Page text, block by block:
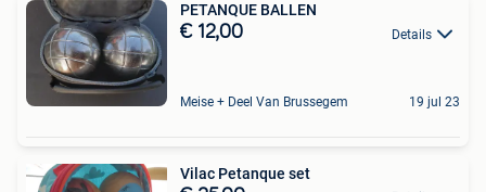
PETANQUE BALLEN
€ 12,00 Details
Meise + Deel Van Brussegem 19 jul 23
Vilac Petanque set